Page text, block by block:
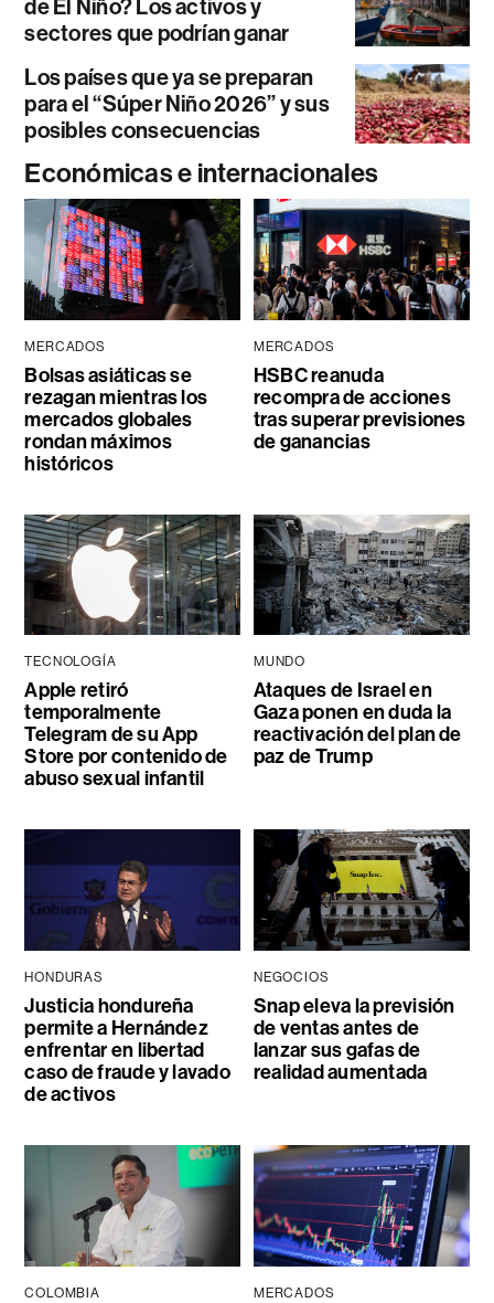
de El Niño? Los activos y
sectores que podrían ganar
Los países que ya se preparan
para el “Súper Niño 2026” y sus
posibles consecuencias
Económicas e internacionales
MERCADOS
Bolsas asiáticas se
rezagan mientras los
mercados globales
rondan máximos
históricos
MERCADOS
HSBC reanuda
recompra de acciones
tras superar previsiones
de ganancias
TECNOLOGÍA
Apple retiró
temporalmente
Telegram de su App
Store por contenido de
abuso sexual infantil
MUNDO
Ataques de Israel en
Gaza ponen en duda la
reactivación del plan de
paz de Trump
HONDURAS
Justicia hondureña
permite a Hernández
enfrentar en libertad
caso de fraude y lavado
de activos
NEGOCIOS
Snap eleva la previsión
de ventas antes de
lanzar sus gafas de
realidad aumentada
COLOMBIA MERCADOS